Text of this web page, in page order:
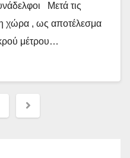
Μετά τις
χώρα , ως αποτέλεσμα
μέτρου…